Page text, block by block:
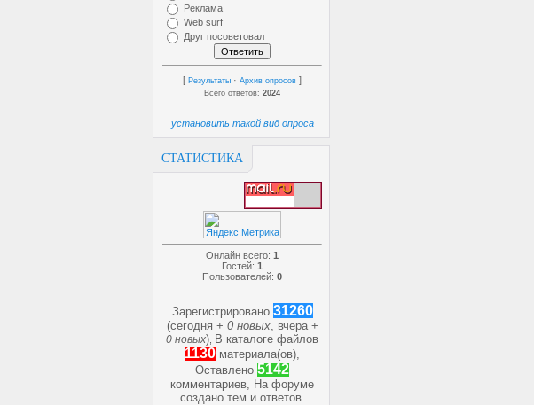
Реклама
Web surf
Друг посоветовал
[ Результаты · Архив опросов ]
Всего ответов: 2024
установить такой вид опроса
СТАТИСТИКА
Онлайн всего: 1
Гостей: 1
Пользователей: 0
Зарегистрировано 31260
(сегодня + 0 новых, вчера +
0 новых) В каталоге файлов
1130 материала(ов),
Оставлено 5142
комментариев, На форуме
создано тем и ответов.